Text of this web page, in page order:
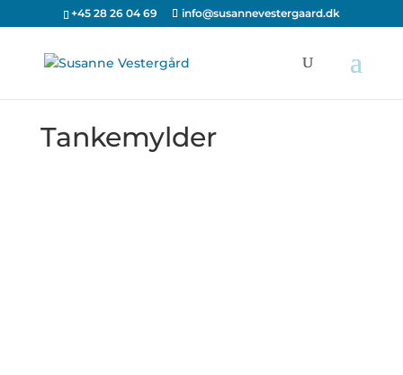
+45 28 26 04 69 info@susannevestergaard.dk
Tankemylder